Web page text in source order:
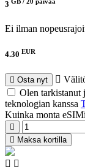
3
Ei ilman
4.30 EUR
Osta nyt
Olen tarkistanut
teknologian kanssa
Kuinka monta
Maksa kortilla